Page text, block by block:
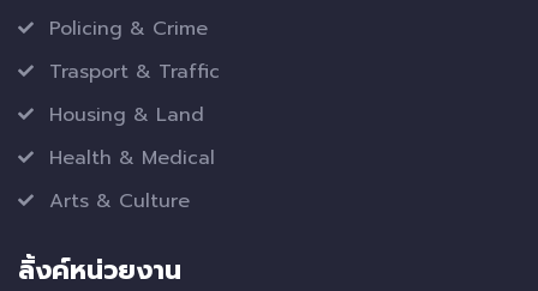
Policing & Crime
Trasport & Traffic
Housing & Land
Health & Medical
Arts & Culture
ลิ้งค์หน่วยงาน